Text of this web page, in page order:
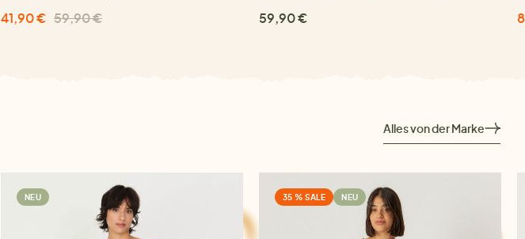
41,90 € 59,90 €
59,90 €
Alles von der Marke
NEU 35 % SALE NEU